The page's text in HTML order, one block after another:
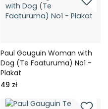
Paul Gauguin Woman with
Dog (Te Faaturuma) No1 -
Plakat
49 zł